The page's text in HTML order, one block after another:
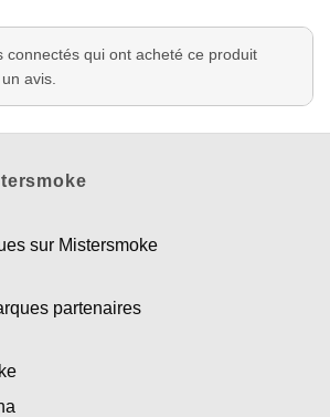
connectés qui ont acheté ce produit
avis.
sur Mistersmoke
partenaires